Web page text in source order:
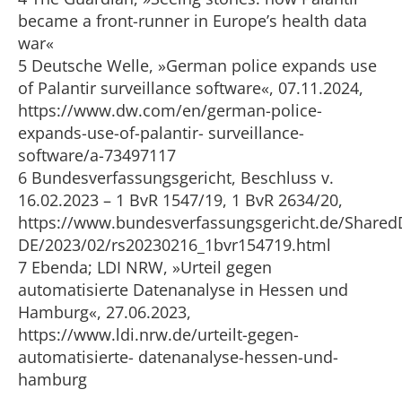
became a front-runner in Europe’s health data
war«
5 Deutsche Welle, »German police expands use
of Palantir surveillance software«, 07.11.2024,
https://www.dw.com/en/german-police-
expands-use-of-palantir- surveillance-
software/a-73497117
6 Bundesverfassungsgericht, Beschluss v.
16.02.2023 – 1 BvR 1547/19, 1 BvR 2634/20,
https://www.bundesverfassungsgericht.de/
DE/2023/02/rs20230216_1bvr154719.html
7 Ebenda; LDI NRW, »Urteil gegen
automatisierte Datenanalyse in Hessen und
Hamburg«, 27.06.2023,
https://www.ldi.nrw.de/urteilt-gegen-
automatisierte- datenanalyse-hessen-und-
hamburg